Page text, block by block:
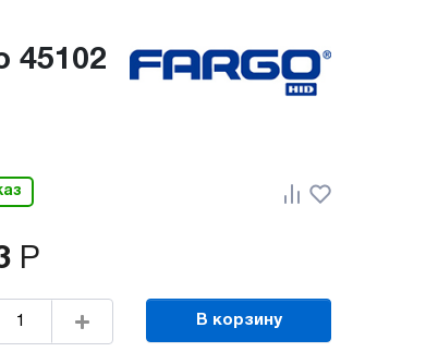
45102
Р
В корзину